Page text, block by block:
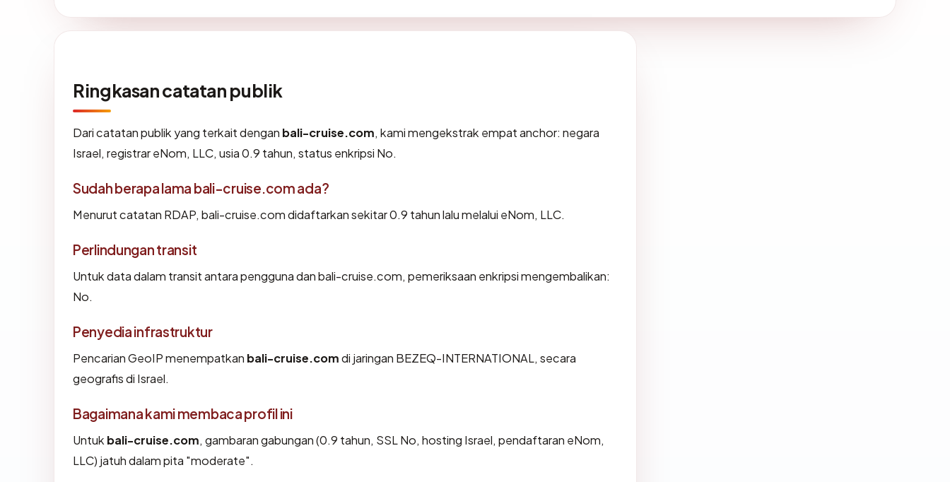
Ringkasan catatan publik
Dari catatan publik yang terkait dengan bali-cruise.com, kami mengekstrak empat anchor: negara
Israel, registrar eNom, LLC, usia 0.9 tahun, status enkripsi No.
Sudah berapa lama bali-cruise.com ada?
Menurut catatan RDAP, bali-cruise.com didaftarkan sekitar 0.9 tahun lalu melalui eNom, LLC.
Perlindungan transit
Untuk data dalam transit antara pengguna dan bali-cruise.com, pemeriksaan enkripsi mengembalikan:
No.
Penyedia infrastruktur
Pencarian GeoIP menempatkan bali-cruise.comdi jaringan BEZEQ-INTERNATIONAL, secara
geografis di Israel.
Bagaimana kami membaca profil ini
Untuk bali-cruise.com, gambaran gabungan (0.9 tahun, SSL No, hosting Israel, pendaftaran eNom,
LLC) jatuh dalam pita "moderate".